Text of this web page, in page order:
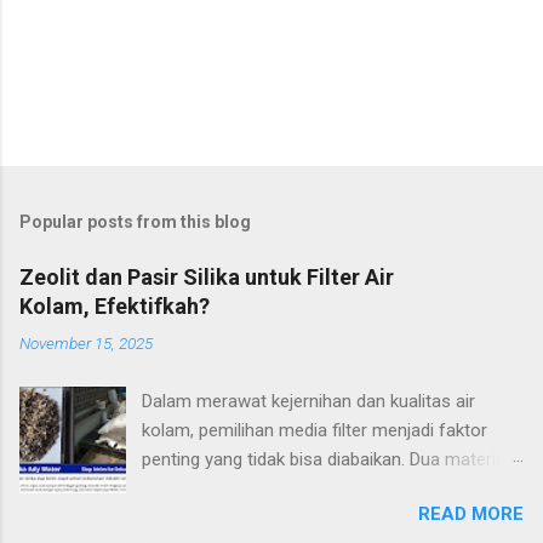
Popular posts from this blog
Zeolit dan Pasir Silika untuk Filter Air
Kolam, Efektifkah?
November 15, 2025
Dalam merawat kejernihan dan kualitas air
kolam, pemilihan media filter menjadi faktor
penting yang tidak bisa diabaikan. Dua material
adalah zeolit dan pasir silika. Keduanya memiliki
READ MORE